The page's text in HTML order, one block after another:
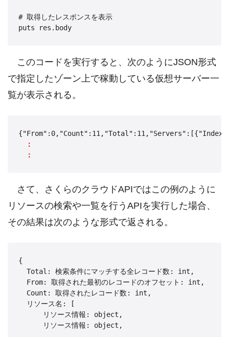
# 取得したレスポンスを表示
このコードを実行すると、次のようにJSON形式
で指定したゾーン上で稼動している仮想サーバー一
覧が表示される。
：
：
さて、さくらのクラウドAPIではこの例のように
リソースの検索や一覧を行うAPIを実行した場合、
その結果は次のような形式で返される。
{
  Total: 検索条件にマッチする全レコード数: int,
  From: 取得された最初のレコードのオフセット: int,
  Count: 取得されたレコード数: int,
  リソース名: [
      リソース情報: object,
      リソース情報: object,